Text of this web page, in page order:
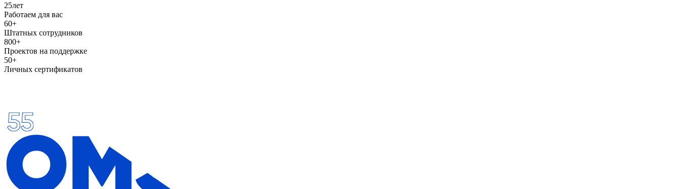
25лет
Работаем для вас
60+
Штатных сотрудников
800+
Проектов на поддержке
50+
Личных сертификатов